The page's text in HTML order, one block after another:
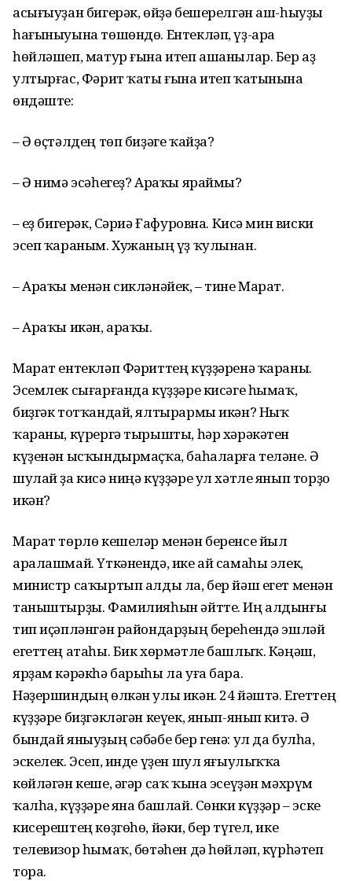
асығыуҙан бигерәк, өйҙә бешерелгән аш-һыуҙы
һағыныуына төшөндө. Ентекләп, үҙ-ара
һөйләшеп, матур ғына итеп ашанылар. Бер аҙ
ултырғас, Фәрит ҡаты ғына итеп ҡатынына
өндәште:
– Ә өҫтәлдең төп биҙәге ҡайҙа?
– Ә нимә эсәһегеҙ? Араҡы яраймы?
– Һеҙ бигерәк, Сәриә Ғафуровна. Кисә мин виски
эсеп ҡараным. Хужаның үҙ ҡулынан.
– Араҡы менән сикләнәйек, – тине Марат.
– Араҡы икән, араҡы.
Марат ентекләп Фәриттең күҙҙәренә ҡараны.
Эсемлек сығарғанда күҙҙәре кисәге һымаҡ,
биҙгәк тотҡандай, ялтырармы икән? Ныҡ
ҡараны, күрергә тырышты, һәр хәрәкәтен
күҙенән ысҡындырмаҫҡа, баһаларға теләне. Ә
шулай ҙа кисә ниңә күҙҙәре ул хәтле янып торҙо
икән?
Марат төрлө кешеләр менән беренсе йыл
аралашмай. Үткәнендә, ике ай самаһы элек,
министр саҡыртып алды ла, бер йәш егет менән
таныштырҙы. Фамилияһын әйтте. Иң алдынғы
тип иҫәпләнгән райондарҙың береһендә эшләй
егеттең атаһы. Бик хөрмәтле башлыҡ. Кәңәш,
ярҙам кәрәкһә барыһы ла уға бара.
Нәҙершиндың өлкән улы икән. 24 йәштә. Егеттең
күҙҙәре биҙгәкләгән кеүек, янып-янып китә. Ә
бындай яныуҙың сәбәбе бер генә: ул да булһа,
эскелек. Эсеп, инде үҙен шул яғыулыҡҡа
көйләгән кеше, әгәр саҡ ҡына эсеүҙән мәхрүм
ҡалһа, күҙҙәре яна башлай. Сөнки күҙҙәр – эске
кисерештең көҙгөһө, йәки, бер түгел, ике
телевизор һымаҡ, бөтәһен дә һөйләп, күрһәтеп
тора.